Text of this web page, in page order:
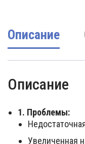
Описание
Описание
1. Проблемы:
Увеличенная